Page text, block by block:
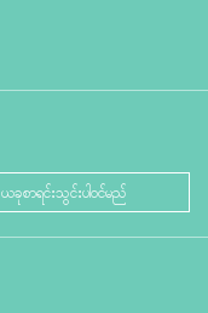
ယခုစာရင်းသွင်းပါဝင်မည်